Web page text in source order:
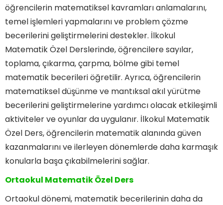
öğrencilerin matematiksel kavramları anlamalarını,
temel işlemleri yapmalarını ve problem çözme
becerilerini geliştirmelerini destekler. İlkokul
Matematik Özel Derslerinde, öğrencilere sayılar,
toplama, çıkarma, çarpma, bölme gibi temel
matematik becerileri öğretilir. Ayrıca, öğrencilerin
matematiksel düşünme ve mantıksal akıl yürütme
becerilerini geliştirmelerine yardımcı olacak etkileşimli
aktiviteler ve oyunlar da uygulanır. İlkokul Matematik
Özel Ders, öğrencilerin matematik alanında güven
kazanmalarını ve ilerleyen dönemlerde daha karmaşık
konularla başa çıkabilmelerini sağlar.
Ortaokul Matematik Özel Ders
Ortaokul dönemi, matematik becerilerinin daha da